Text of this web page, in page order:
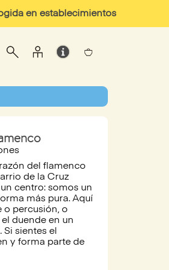
en establecimientos
del flamenco
de la Cruz
centro: somos un
más pura. Aquí
o percusión, o
duende en un
sientes el
y forma parte de